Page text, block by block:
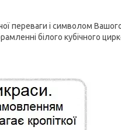
переваги і символом
білого кубічного